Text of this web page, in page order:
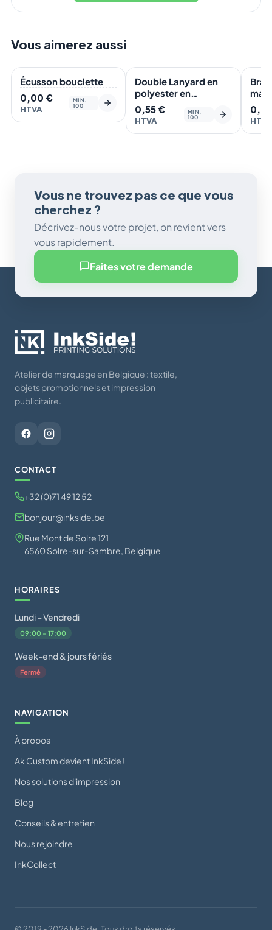
Vous aimerez aussi
En stock
Écusson bouclette
0,00 €
HTVA
MIN.
100
En stock
Double Lanyard en
polyester en
sérigraphie
0,55€
HTVA
MIN.
100
En
Vous ne trouvez pas ce que vous
cherchez ?
Décrivez-nous votre projet, on revient vers
vous rapidement.
Faites votre demande
Atelier de marquage en Belgique : textile,
objets promotionnels et impression
publicitaire.
CONTACT
+32 (0)71 49 12 52
bonjour@inkside.be
Rue Mont de Solre 121
6560 Solre-sur-Sambre, Belgique
HORAIRES
Lundi – Vendredi
09:00 – 17:00
Week-end & jours fériés
Fermé
NAVIGATION
À propos
Ak Custom devient InkSide !
Nos solutions d'impression
Blog
Conseils & entretien
Nous rejoindre
InkCollect